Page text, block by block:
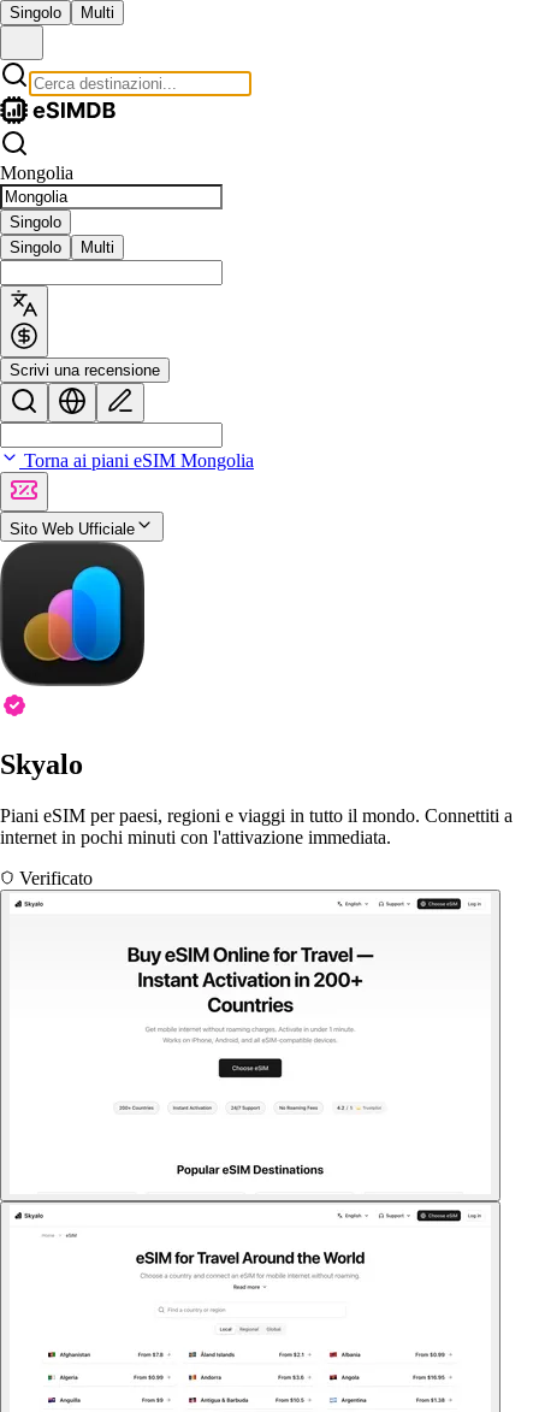
Singolo Multi
Mongolia
Singolo
Singolo
Multi
Scrivi una recensione
Torna ai piani eSIM Mongolia
Sito Web Ufficiale
Skyalo
Piani eSIM per paesi, regioni e viaggi in tutto il mondo. Connettiti a
internet in pochi minuti con l'attivazione immediata.
Verificato